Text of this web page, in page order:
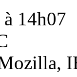
14h07